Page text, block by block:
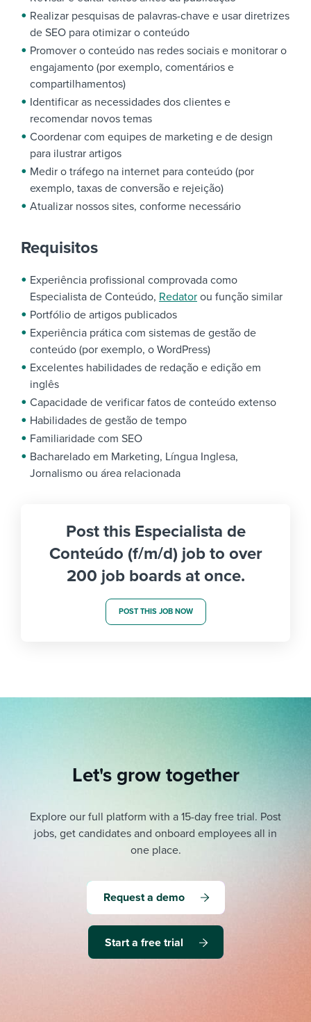
Realizar pesquisas de palavras-chave e usar diretrizes
de SEO para otimizar o conteúdo
Promover o conteúdo nas redes sociais e monitorar o
engajamento (por exemplo, comentários e
compartilhamentos)
Identificar as necessidades dos clientes e
recomendar novos temas
Coordenar com equipes de marketing e de design
para ilustrar artigos
Medir o tráfego na internet para conteúdo (por
exemplo, taxas de conversão e rejeição)
Atualizar nossos sites, conforme necessário
Requisitos
Experiência profissional comprovada como
Especialista de Conteúdo, Redator ou função similar
Portfólio de artigos publicados
Experiência prática com sistemas de gestão de
conteúdo (por exemplo, o WordPress)
Excelentes habilidades de redação e edição em
inglês
Capacidade de verificar fatos de conteúdo extenso
Habilidades de gestão de tempo
Familiaridade com SEO
Bacharelado em Marketing, Língua Inglesa,
Jornalismo ou área relacionada
Post this Especialista de
Conteúdo (f/m/d) job to over
200 job boards at once.
POST THIS JOB NOW
Let's grow together
Explore our full platform with a 15-day free trial. Post
jobs, get candidates and onboard employees all in
one place.
Request a demo
Start a free trial